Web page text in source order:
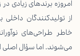
امروزه برندهای زیادی
از تولیدکنندگان
خاطر طراحی‌های
می‌شوند. اما سؤال اصلی